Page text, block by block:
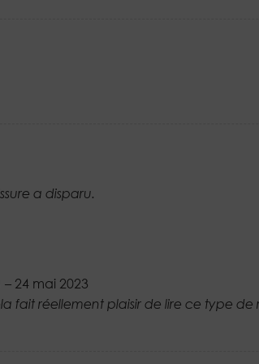
a disparu.
– 24 mai 2023
fait réellement plaisir de lire ce type de